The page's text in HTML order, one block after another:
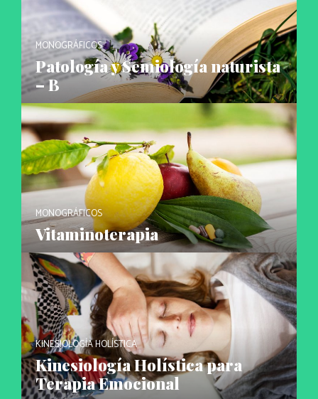
MONOGRÁFICOS
Patología y Semiología naturista
– B
MONOGRÁFICOS
Vitaminoterapia
KINESIOLOGÍA HOLÍSTICA
Kinesiología Holística para
Terapia Emocional